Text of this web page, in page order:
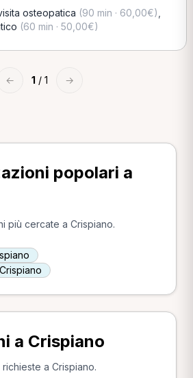
osteopatica (90 min · 60,00€)
(60 min · 50,00€)
← 1 / 1 →
popolari a
più cercate a Crispiano.
a Crispiano
a Crispiano.